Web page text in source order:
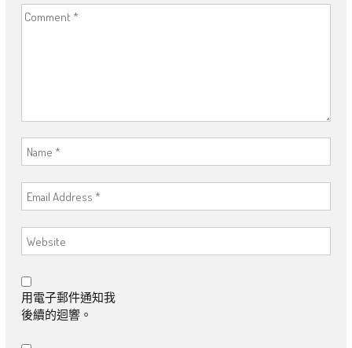
用電子郵件通知我
後續的迴響。